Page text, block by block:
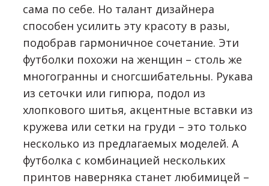
сама по себе. Но талант дизайнера
способен усилить эту красоту в разы,
подобрав гармоничное сочетание. Эти
футболки похожи на женщин – столь же
многогранны и сногсшибательны. Рукава
из сеточки или гипюра, подол из
хлопкового шитья, акцентные вставки из
кружева или сетки на груди – это только
несколько из предлагаемых моделей. А
футболка с комбинацией нескольких
принтов наверняка станет любимицей –